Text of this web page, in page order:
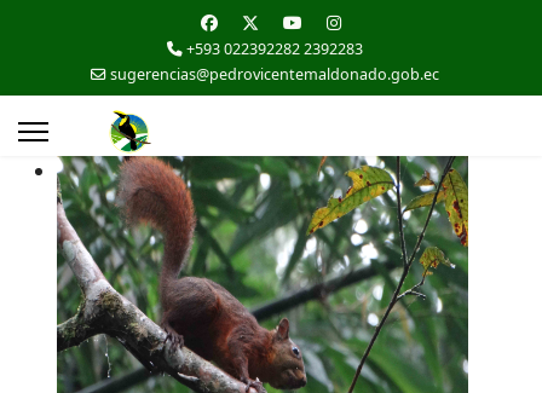
+593 022392282 2392283
sugerencias@pedrovicentemaldonado.gob.ec